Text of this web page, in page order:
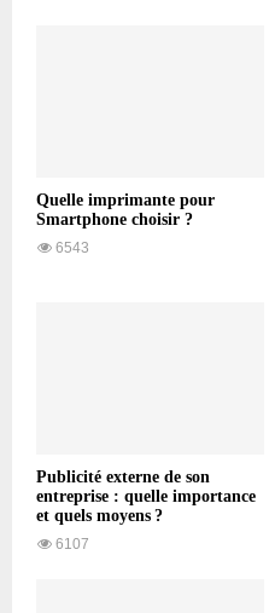
Quelle imprimante pour
Smartphone choisir ?
6543
Publicité externe de son
entreprise : quelle importance
et quels moyens ?
6107